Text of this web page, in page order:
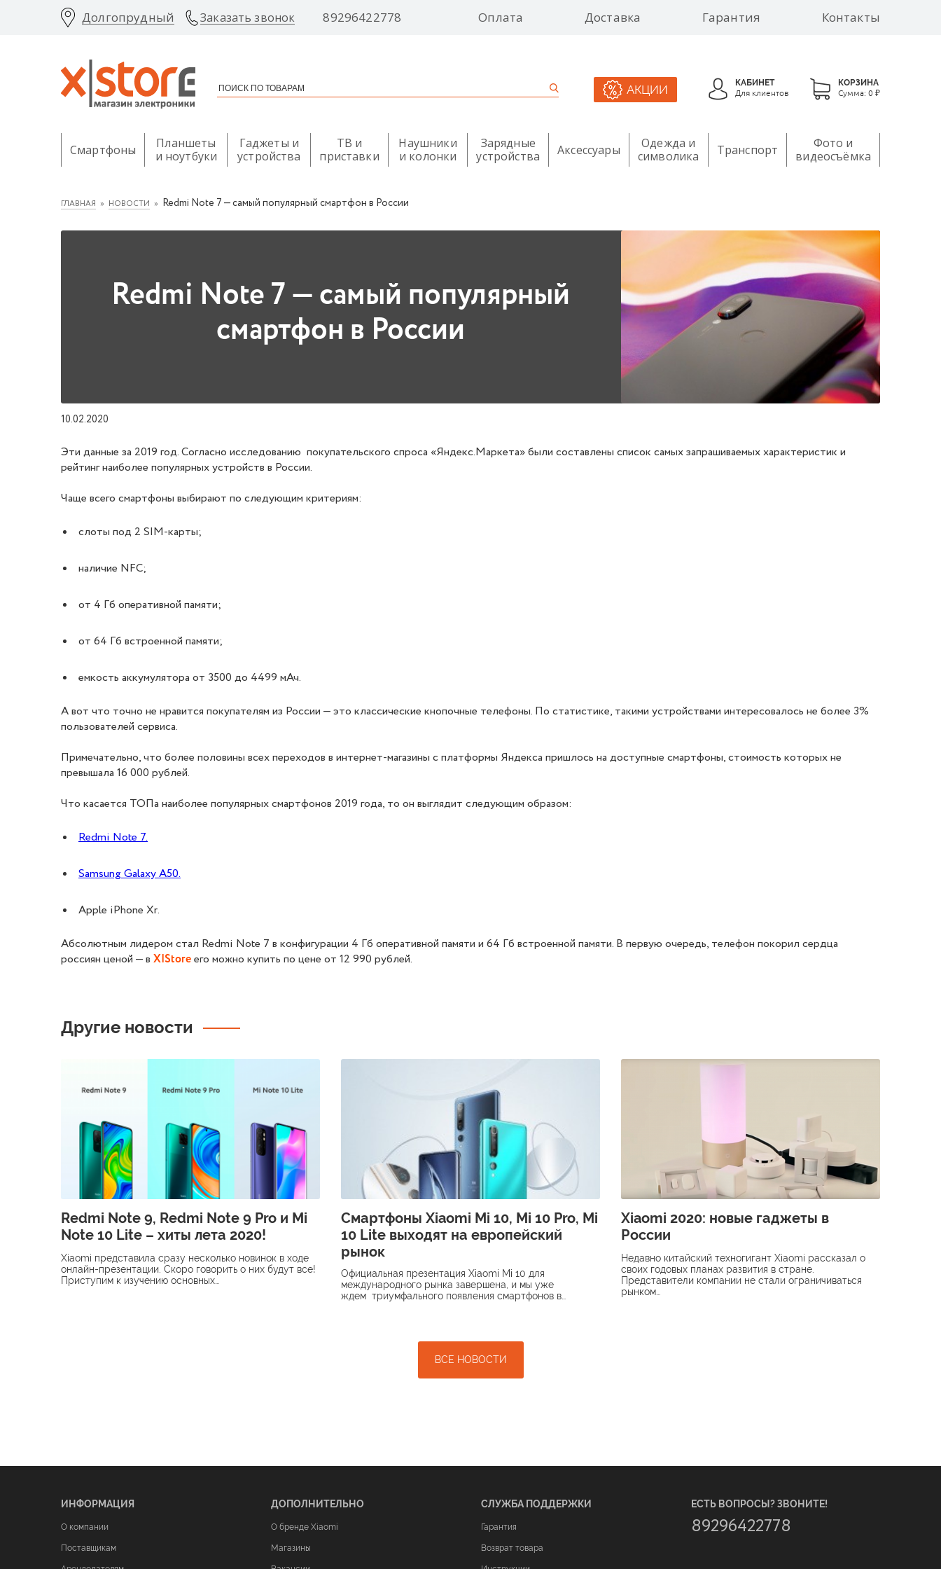
Долгопрудный Заказать звонок 89296422778 Оплата Доставка Гарантия Контакты
АКЦИИ
КАБИНЕТ
Для клиентов
КОРЗИНА
Сумма: 0 ₽
Смартфоны
Планшеты
и ноутбуки
Гаджеты и
устройства
ТВ и
приставки
Наушники
и колонки
Зарядные
устройства
Аксессуары
Одежда и
символика
Транспорт
Фото и
видеосъёмка
ГЛАВНАЯ НОВОСТИ Redmi Note 7 — самый популярный смартфон в России
Redmi Note 7 — самый популярный
смартфон в России
10.02.2020
Эти данные за 2019 год. Согласно исследованию покупательского спроса «Яндекс.Маркета» были составлены список самых запрашиваемых характеристик и
рейтинг наиболее популярных устройств в России.
Чаще всего смартфоны выбирают по следующим критериям:
слоты под 2 SIM-карты;
наличие NFC;
от 4 Гб оперативной памяти;
от 64 Гб встроенной памяти;
емкость аккумулятора от 3500 до 4499 мАч.
А вот что точно не нравится покупателям из России — это классические кнопочные телефоны. По статистике, такими устройствами интересовалось не более 3%
пользователей сервиса.
Примечательно, что более половины всех переходов в интернет-магазины с платформы Яндекса пришлось на доступные смартфоны, стоимость которых не
превышала 16 000 рублей.
Что касается ТОПа наиболее популярных смартфонов 2019 года, то он выглядит следующим образом:
Redmi Note 7.
Samsung Galaxy A50.
Apple iPhone Xr.
Абсолютным лидером стал Redmi Note 7 в конфигурации 4 Гб оперативной памяти и 64 Гб встроенной памяти. В первую очередь, телефон покорил сердца
россиян ценой — в X|Store его можно купить по цене от 12 990 рублей.
Другие новости
Redmi Note 9, Redmi Note 9 Pro и Mi
Note 10 Lite – хиты лета 2020!
Xiaomi представила сразу несколько новинок в ходе
онлайн-презентации. Скоро говорить о них будут все!
Приступим к изучению основных…
Смартфоны Xiaomi Mi 10, Mi 10 Pro, Mi
10 Lite выходят на европейский
рынок
Официальная презентация Xiaomi Mi 10 для
международного рынка завершена, и мы уже
ждем триумфального появления смартфонов в…
Xiaomi 2020: новые гаджеты в
России
Недавно китайский техногигант Xiaomi рассказал о
своих годовых планах развития в стране.
Представители компании не стали ограничиваться
рынком…
ВСЕ НОВОСТИ
ИНФОРМАЦИЯ
О компании
Поставщикам
ДОПОЛНИТЕЛЬНО
О бренде Xiaomi
Магазины
СЛУЖБА ПОДДЕРЖКИ
Гарантия
Возврат товара
ЕСТЬ ВОПРОСЫ? ЗВОНИТЕ!
89296422778